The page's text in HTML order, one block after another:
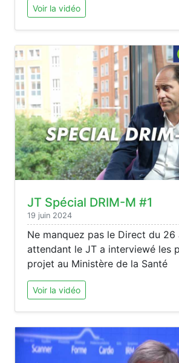
Voir la vidéo
JT Spécial DRIM-M #1
19 juin 2024
Ne manquez pas le Direct du 26
attendant le JT a interviewé les
projet au Ministère de la Santé
Voir la vidéo